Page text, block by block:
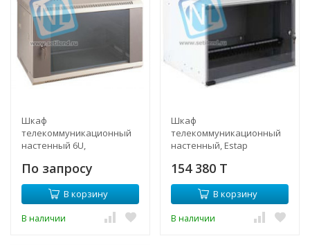
Шкаф
телекоммуникационный
настенный 6U,
По запросу
В корзину
В наличии
Шкаф
телекоммуникационный
настенный, Estap
154 380 T
В корзину
В наличии